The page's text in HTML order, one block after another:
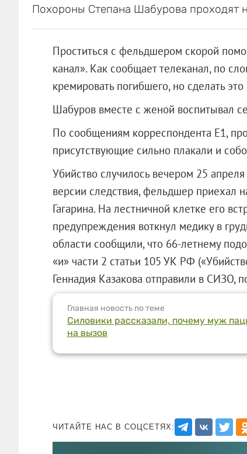
Похороны Степана Шабурова проходят
Проститься с фельдшером скорой
канал». Как сообщает телеканал, по
кремировать погибшего, но сделать
Шабуров вместе с женой воспитывал
По сообщениям корреспондента Е1,
присутствующие сильно плакали и
Убийство случилось вечером 25
версии следствия, фельдшер приехал
Гагарина. На лестничной клетке его
предупреждения воткнул медику в
области сообщили, что 66-летнему
«и» части 2 статьи 105 УК РФ
Геннадия Казакова отправили в СИЗО,
Главная новость по теме
Силовики рассказали, почему муж
на вызов
ЧИТАЙТЕ НАС В СОЦСЕТЯХ: